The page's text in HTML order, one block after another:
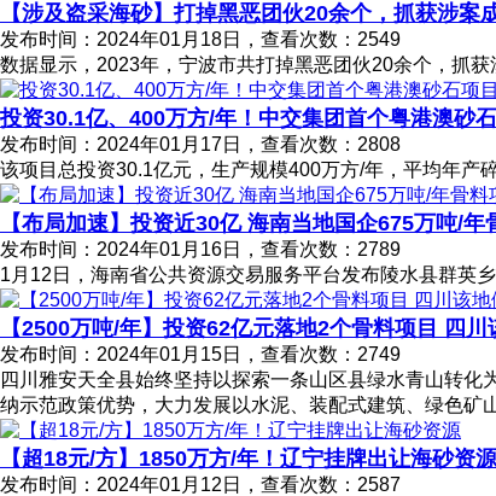
【涉及盗采海砂】打掉黑恶团伙20余个，抓获涉案
发布时间：2024年01月18日，查看次数：2549
数据显示，2023年，宁波市共打掉黑恶团伙20余个，抓
投资30.1亿、400万方/年！中交集团首个粤港澳砂
发布时间：2024年01月17日，查看次数：2808
该项目总投资30.1亿元，生产规模400万方/年，平均年产
【布局加速】投资近30亿 海南当地国企675万吨/
发布时间：2024年01月16日，查看次数：2789
1月12日，海南省公共资源交易服务平台发布陵水县群英
【2500万吨/年】投资62亿元落地2个骨料项目 四
发布时间：2024年01月15日，查看次数：2749
四川雅安天全县始终坚持以探索一条山区县绿水青山转
纳示范政策优势，大力发展以水泥、装配式建筑、绿色矿
【超18元/方】1850万方/年！辽宁挂牌出让海砂资源
发布时间：2024年01月12日，查看次数：2587